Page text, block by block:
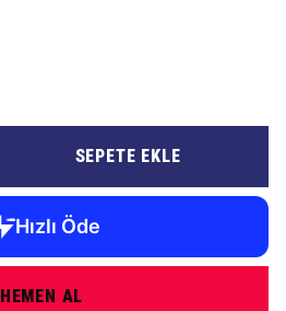
SEPETE EKLE
HEMEN AL